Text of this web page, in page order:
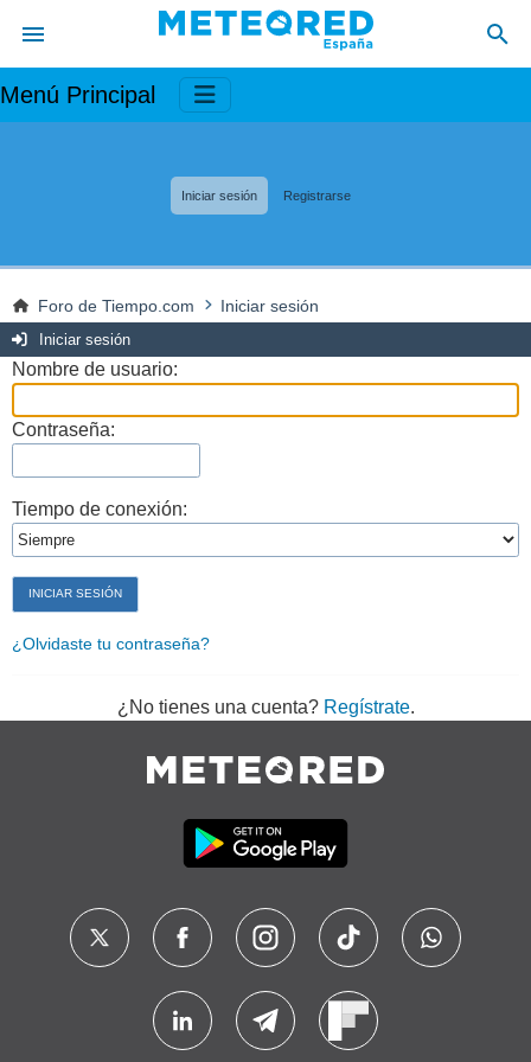
Menú Principal
Iniciar sesión Registrarse
Foro de Tiempo.com Iniciar sesión
Iniciar sesión
Nombre de usuario:
Contraseña:
Tiempo de conexión:
¿Olvidaste tu contraseña?
¿No tienes una cuenta? Regístrate.